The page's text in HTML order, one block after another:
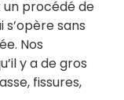
un procédé de
sans
Nos
y a de gros
fissures,